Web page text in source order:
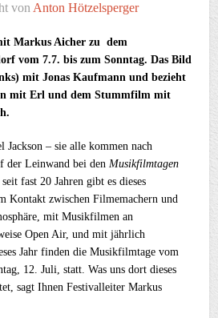
von Anton Hötzelsperger
Markus Aicher zu dem
vom 7.7. bis zum Sonntag. Das Bild
mit Jonas Kaufmann und bezieht
mit Erl und dem Stummfilm mit
Jackson – sie alle kommen nach
der Leinwand bei denMusikfilmtagen
fast 20 Jahren gibt es dieses
Kontakt zwischen Filmemachern und
mit Musikfilmen an
Open Air, und mit jährlich
Jahr finden die Musikfilmtage vom
12. Juli, statt. Was uns dort dieses
sagt Ihnen Festivalleiter Markus